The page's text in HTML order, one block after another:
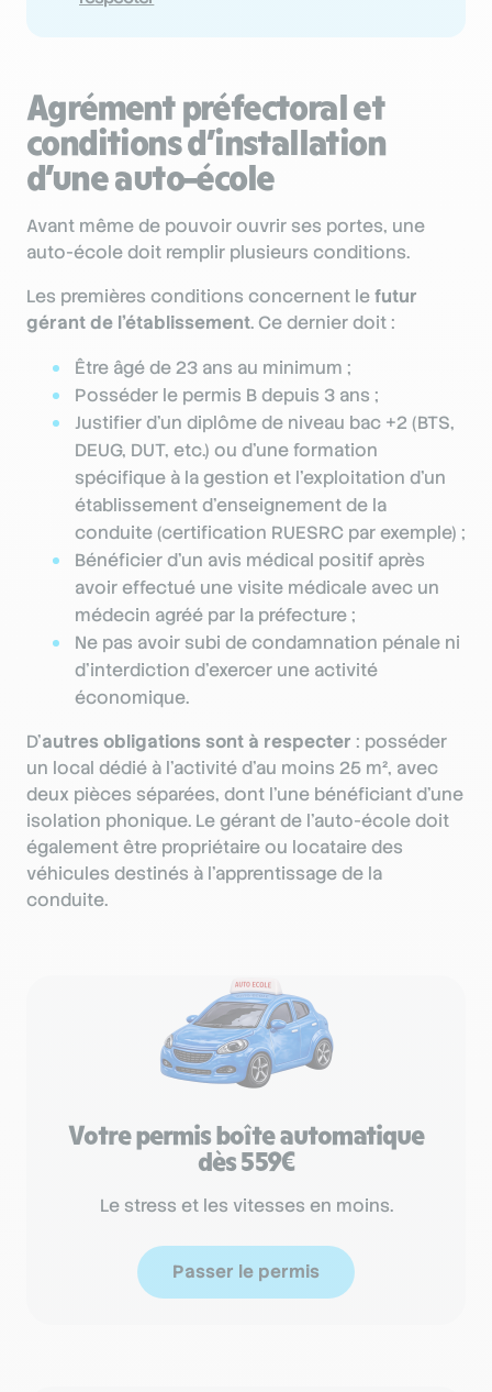
Agrément préfectoral et
conditions d’installation
d’une auto-école
Avant même de pouvoir ouvrir ses portes, une
auto-école doit remplir plusieurs conditions.
Les premières conditions concernent lefutur
gérant de l’établissement. Ce dernier doit :
Être âgé de 23 ans au minimum ;
Posséder le permis B depuis 3 ans ;
Justifier d’un diplôme de niveau bac +2 (BTS,
DEUG, DUT, etc.) ou d’une formation
spécifique à la gestion et l’exploitation d’un
établissement d’enseignement de la
conduite (certification RUESRC par exemple) ;
Bénéficier d’un avis médical positif après
avoir effectué une visite médicale avec un
médecin agréé par la préfecture ;
Ne pas avoir subi de condamnation pénale ni
d’interdiction d’exercer une activité
économique.
D’autres obligations sont à respecter : posséder
un local dédié à l’activité d’au moins 25 m², avec
deux pièces séparées, dont l’une bénéficiant d’une
isolation phonique. Le gérant de l’auto-école doit
également être propriétaire ou locataire des
véhicules destinés à l’apprentissage de la
conduite.
Votre permis boîte automatique
dès 559€
Le stress et les vitesses en moins.
Passer le permis